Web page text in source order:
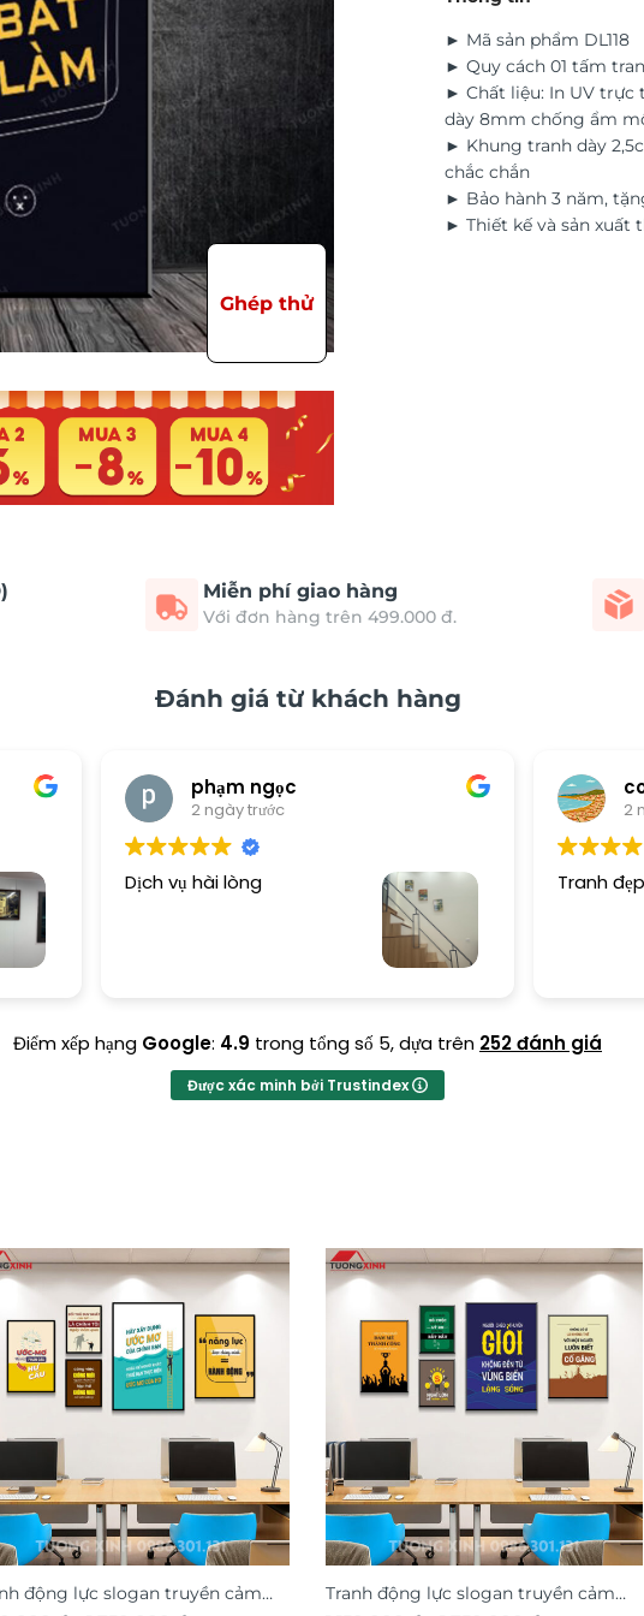
Ghép thử
► Mã sản phẩm DL118
► Quy cách 01 tấm
► Chất liệu: In UV trực
dày 8mm chống ẩm
► Khung tranh dày
chắc chắn
► Bảo hành 3 năm,
► Thiết kế và sản xuất
Miễn phí giao hàng
Với đơn hàng trên 499.000 đ.
Đánh giá từ khách hàng
phạm ngọc
2 ngày trước
Dịch vụ hài lòng
2
Tranh
Điểm xếp hạng Google: 4.9 trong tổng số 5,dựa trên 252 đánh giá
Được xác minh bởi Trustindex
động lực slogan truyền cảm
Tranh động lực slogan truyền cảm